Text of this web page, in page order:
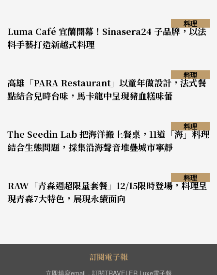
Luma Café 宜蘭開幕！Sinasera24 子品牌，以法
料手藝打造新越式料理
料理
高雄「PARA Restaurant」以童年做設計，法式餐
點結合兒時台味，馬卡龍中呈現豬血糕味蕾
料理
The Seedin Lab 把海洋搬上餐桌，11道「海」料理
結合生態問題，採集沿海聲音堆疊城市寧靜
料理
RAW「青森週超限量套餐」12/15限時登場，料理呈
現青森7大特色，展現永續面向
料理
訂閱電子報
立即填寫email，訂閱TRAVELER Luxe電子報